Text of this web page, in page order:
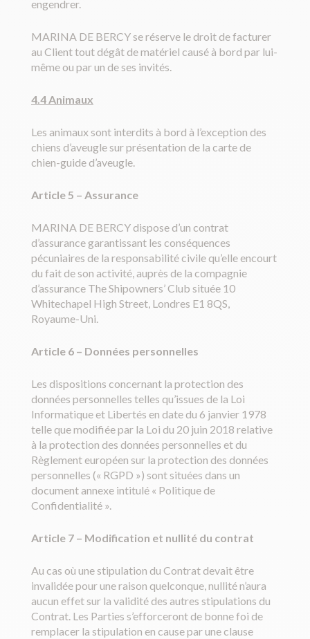
engendrer.
MARINA DE BERCY se réserve le droit de facturer
au Client tout dégât de matériel causé à bord par lui-
même ou par un de ses invités.
4.4 Animaux
Les animaux sont interdits à bord à l’exception des
chiens d’aveugle sur présentation de la carte de
chien-guide d’aveugle.
Article 5 – Assurance
MARINA DE BERCY dispose d’un contrat
d’assurance garantissant les conséquences
pécuniaires de la responsabilité civile qu’elle encourt
du fait de son activité, auprès de la compagnie
d’assurance The Shipowners’ Club située 10
Whitechapel High Street, Londres E1 8QS,
Royaume-Uni.
Article 6 – Données personnelles
Les dispositions concernant la protection des
données personnelles telles qu’issues de la Loi
Informatique et Libertés en date du 6 janvier 1978
telle que modifiée par la Loi du 20 juin 2018 relative
à la protection des données personnelles et du
Règlement européen sur la protection des données
personnelles (« RGPD ») sont situées dans un
document annexe intitulé « Politique de
Confidentialité ».
Article 7 – Modification et nullité du contrat
Au cas où une stipulation du Contrat devait être
invalidée pour une raison quelconque, nullité n’aura
aucun effet sur la validité des autres stipulations du
Contrat. Les Parties s’efforceront de bonne foi de
remplacer la stipulation en cause par une clause